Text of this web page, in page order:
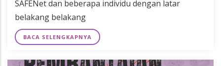
SAFENet dan beberapa individu dengan latar
belakang belakang
BACA SELENGKAPNYA